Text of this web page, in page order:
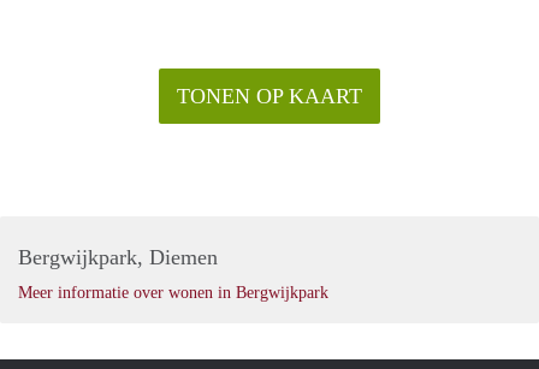
TONEN OP KAART
Bergwijkpark, Diemen
Meer informatie over wonen in Bergwijkpark